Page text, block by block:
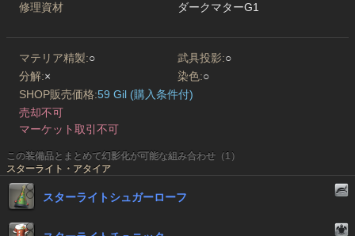
修理資材
ダークマターG1
マテリア精製:○ 武具投影:○
分解:× 染色:○
SHOP販売価格:59 Gil (購入条件付)
売却不可
マーケット取引不可
この装備品とまとめて幻影化が可能な組み合わせ（1）
スターライト・アタイア
スターライトシュガーローフ